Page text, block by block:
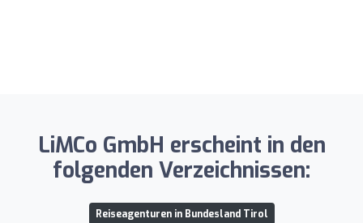
LiMCo GmbH erscheint in den
folgenden Verzeichnissen:
Reiseagenturen in Bundesland Tirol